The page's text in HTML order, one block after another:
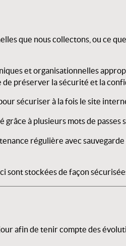
que nous collectons, ou ce
et organisationnelles
préserver la sécurité et la
sécuriser à la fois le site
à plusieurs mots de passes
régulière avec
sont stockées de façon
afin de tenir compte des